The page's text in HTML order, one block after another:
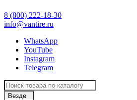
8 (800) 222-18-30
info@vantire.ru
WhatsApp
YouTube
Instagram
Telegram
Везде